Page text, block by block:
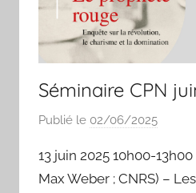
Séminaire CPN
Publié le 02/06/2025
r
I
13 juin 2025 10h00-
Max Weber ; CNRS) –